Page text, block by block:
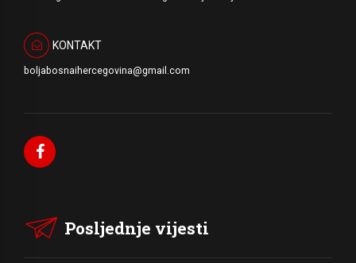
KONTAKT
boljabosnaihercegovina@gmail.com
Posljednje vijesti